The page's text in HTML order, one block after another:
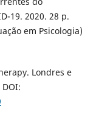
19. 2020. 28 p.
em Psicologia)
Londres e